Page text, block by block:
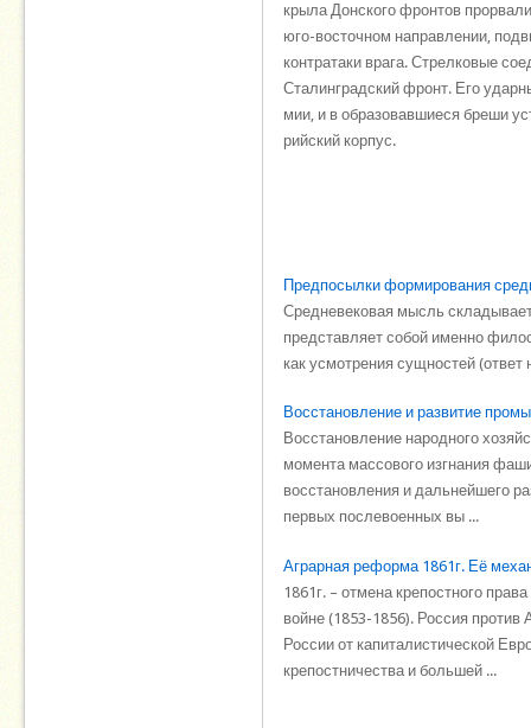
кры­ла Дон­ско­го фрон­тов
юго-восточном на­прав­ле­нии,
контр­ата­ки вра­га. Стрел­ко­вые
Ста­лин­град­ский фронт. Его
мии, и в об­ра­зо­вав­шие­ся бре­ши
рий­ский кор­пус.
Предпосылки формирования
Средневековая мысль
представляет собой именно
как усмотрения сущностей (ответ
Восстановление и развитие
Восстановление народного
момента массового изгнания
восстановления и дальнейшего
первых послевоенных вы ...
Аграрная реформа 1861г. Её
1861г. – отмена крепостного
войне (1853-1856). Россия против
России от капиталистической
крепостничества и большей ...